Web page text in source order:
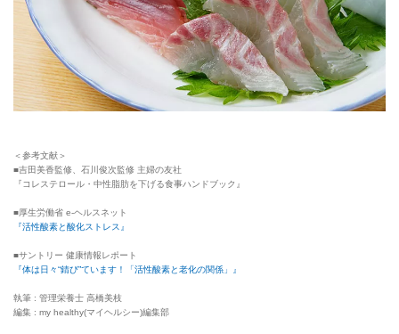
＜参考文献＞
■吉田美香監修、石川俊次監修 主婦の友社
『コレステロール・中性脂肪を下げる食事ハンドブック』
■厚生労働省 e-ヘルスネット
『活性酸素と酸化ストレス』
■サントリー 健康情報レポート
『体は日々“錆び”ています！「活性酸素と老化の関係」』
執筆 : 管理栄養士 高橋美枝
編集 : my healthy(マイヘルシー)編集部